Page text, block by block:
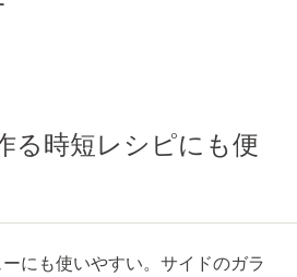
る時短レシピにも便
にも使いやすい。サイドのガラ